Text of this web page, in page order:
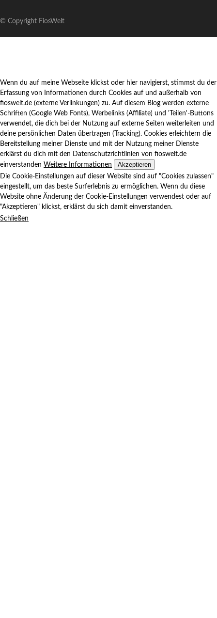
© Copyright FiosWelt
Wenn du auf meine Webseite klickst oder hier navigierst, stimmst du der
Erfassung von Informationen durch Cookies auf und außerhalb von
fioswelt.de (externe Verlinkungen) zu. Auf diesem Blog werden externe
Schriften (Google Web Fonts), Werbelinks (Affiliate) und 'Teilen'-Buttons
verwendet, die dich bei der Nutzung auf externe Seiten weiterleiten und
deine persönlichen Daten übertragen (Tracking). Cookies erleichtern die
Bereitstellung meiner Dienste und mit der Nutzung meiner Dienste
erklärst du dich mit den Datenschutzrichtlinien von fioswelt.de
einverstanden Weitere Informationen Akzeptieren
Die Cookie-Einstellungen auf dieser Website sind auf "Cookies zulassen"
eingestellt, um das beste Surferlebnis zu ermöglichen. Wenn du diese
Website ohne Änderung der Cookie-Einstellungen verwendest oder auf
"Akzeptieren" klickst, erklärst du sich damit einverstanden.
Schließen